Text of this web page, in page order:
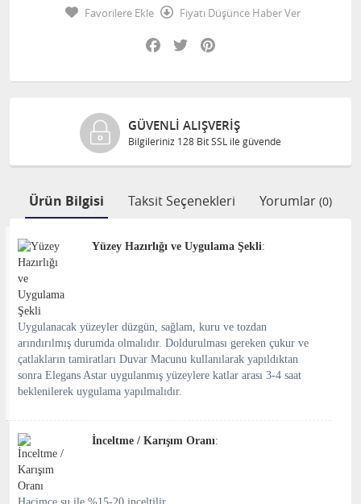
Favorilere Ekle
Fiyatı Düşünce Haber Ver
Facebook
Twitter
GÜVENLI ALIŞVERIŞ
Bilgileriniz 128 Bit SSL ile güvende
Ürün Bilgisi Taksit Seçenekleri Yorumlar (0)
Yüzey Hazırlığı ve Uygulama Şekli:
Uygulanacak yüzeyler düzgün, sağlam, kuru ve tozdan
arındırılmış durumda olmalıdır. Doldurulması gereken çukur ve
çatlakların tamiratları Duvar Macunu kullanılarak yapıldıktan
sonra Elegans Astar uygulanmış yüzeylere katlar arası 3-4 saat
beklenilerek uygulama yapılmalıdır.
İnceltme / Karışım Oranı: